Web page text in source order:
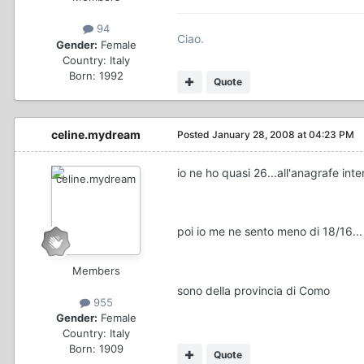
94
Gender: Female
Country: Italy
Born: 1992
Quote
Ciao.
celine.mydream
Members
955
Gender: Female
Country: Italy
Born: 1909
Posted January 28, 2008 at 04:23 PM
io ne ho quasi 26...all'anagrafe
poi io me ne sento meno di 18/16...
sono della provincia di Como
Quote